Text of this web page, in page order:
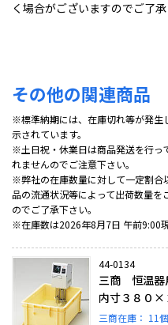
く場合がございますのでご了承
その他の関連商品
※標準納期には、在庫切れ等が発生
示されています。
※土日祝・休業日は商品発送を行っ
れませんのでご注意下さい。
※弊社の在庫数量に対して一定割合
品の流通状況等によって出荷数量
のでご了承下さい。
※在庫数は2026年8月7日 午前9:00現
44-0134
三商 恒温器
内寸３８０×
三商在庫： 11個